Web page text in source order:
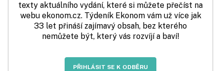
texty aktuálního vydání, které si můžete přečíst na
webu ekonom.cz. Týdeník Ekonom vám už více jak
33 let přináší zajímavý obsah, bez kterého
nemůžete být, který vás rozvíjí a baví!
PŘIHLÁSIT SE K ODBĚRU